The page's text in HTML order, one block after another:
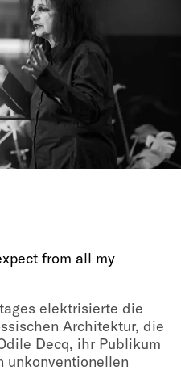
from all my
elektrisierte die
Architektur, die
Decq, ihr Publikum
unkonventionellen